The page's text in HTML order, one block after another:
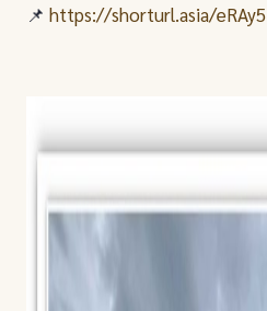
📌 https://shorturl.asia/eRAy5